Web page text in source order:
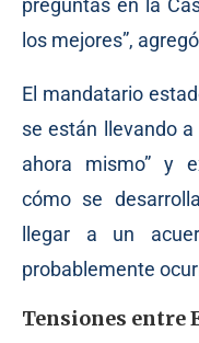
preguntas en la
los mejores”,
El mandatario
se están llevando a
ahora mismo” y
cómo se
llegar a un
probablemente
Tensiones entre